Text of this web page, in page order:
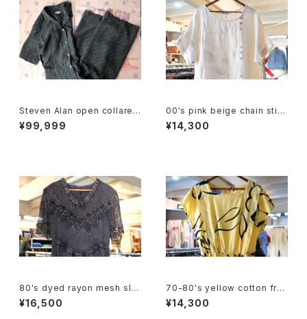
Steven Alan open collared
Jumpsuit "green"
¥99,999
00's pink beige chain stitc
hed linen pullover Dress
¥14,300
80's dyed rayon mesh sle
eve long Dress
¥16,500
70-80's yellow cotton fre
nch sleeve blouse Dress
¥14,300